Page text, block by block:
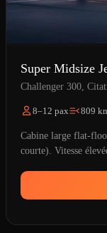
Super Midsize
Challenger 300,
8–12 pax 809
Cabine large flat-
courte). Vitesse